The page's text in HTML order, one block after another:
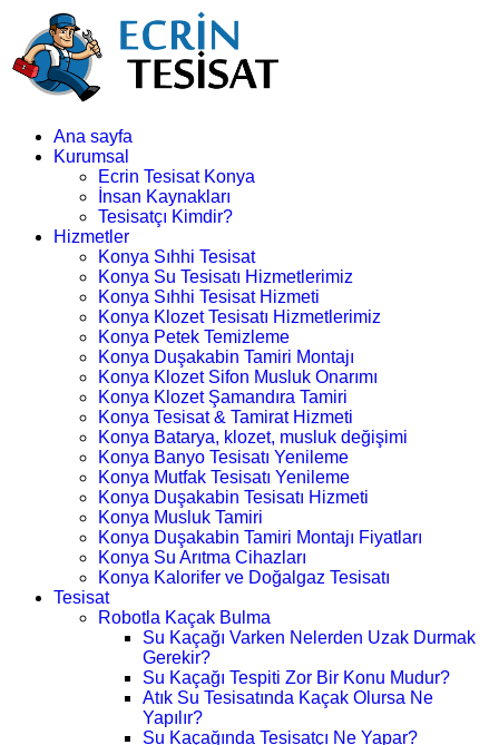
Ana sayfa
Kurumsal
Ecrin Tesisat Konya
İnsan Kaynakları
Tesisatçı Kimdir?
Hizmetler
Konya Sıhhi Tesisat
Konya Su Tesisatı Hizmetlerimiz
Konya Sıhhi Tesisat Hizmeti
Konya Klozet Tesisatı Hizmetlerimiz
Konya Petek Temizleme
Konya Duşakabin Tamiri Montajı
Konya Klozet Sifon Musluk Onarımı
Konya Klozet Şamandıra Tamiri
Konya Tesisat & Tamirat Hizmeti
Konya Batarya, klozet, musluk değişimi
Konya Banyo Tesisatı Yenileme
Konya Mutfak Tesisatı Yenileme
Konya Duşakabin Tesisatı Hizmeti
Konya Musluk Tamiri
Konya Duşakabin Tamiri Montajı Fiyatları
Konya Su Arıtma Cihazları
Konya Kalorifer ve Doğalgaz Tesisatı
Tesisat
Robotla Kaçak Bulma
Su Kaçağı Varken Nelerden Uzak Durmak
Gerekir?
Su Kaçağı Tespiti Zor Bir Konu Mudur?
Atık Su Tesisatında Kaçak Olursa Ne
Yapılır?
Su Kaçağında Tesisatçı Ne Yapar?